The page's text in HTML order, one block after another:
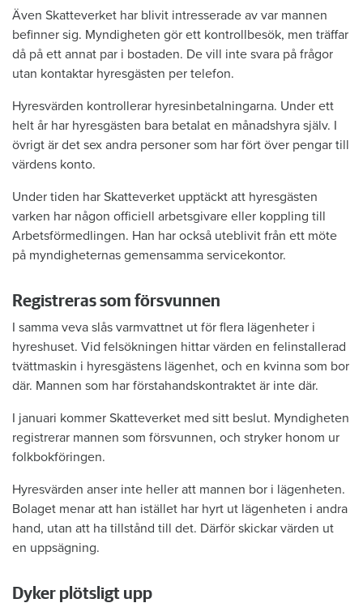
Även Skatteverket har blivit intresserade av var mannen
befinner sig. Myndigheten gör ett kontrollbesök, men träffar
då på ett annat par i bostaden. De vill inte svara på frågor
utan kontaktar hyresgästen per telefon.
Hyresvärden kontrollerar hyresinbetalningarna. Under ett
helt år har hyresgästen bara betalat en månadshyra själv. I
övrigt är det sex andra personer som har fört över pengar till
värdens konto.
Under tiden har Skatteverket upptäckt att hyresgästen
varken har någon officiell arbetsgivare eller koppling till
Arbetsförmedlingen. Han har också uteblivit från ett möte
på myndigheternas gemensamma servicekontor.
Registreras som försvunnen
I samma veva slås varmvattnet ut för flera lägenheter i
hyreshuset. Vid felsökningen hittar värden en felinstallerad
tvättmaskin i hyresgästens lägenhet, och en kvinna som bor
där. Mannen som har förstahandskontraktet är inte där.
I januari kommer Skatteverket med sitt beslut. Myndigheten
registrerar mannen som försvunnen, och stryker honom ur
folkbokföringen.
Hyresvärden anser inte heller att mannen bor i lägenheten.
Bolaget menar att han istället har hyrt ut lägenheten i andra
hand, utan att ha tillstånd till det. Därför skickar värden ut
en uppsägning.
Dyker plötsligt upp